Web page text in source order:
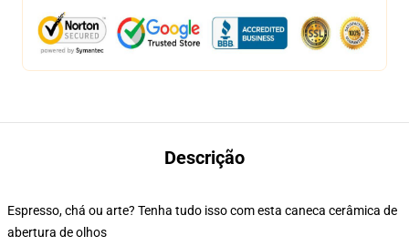
Descrição
Espresso, chá ou arte? Tenha tudo isso com esta caneca cerâmica de
abertura de olhos